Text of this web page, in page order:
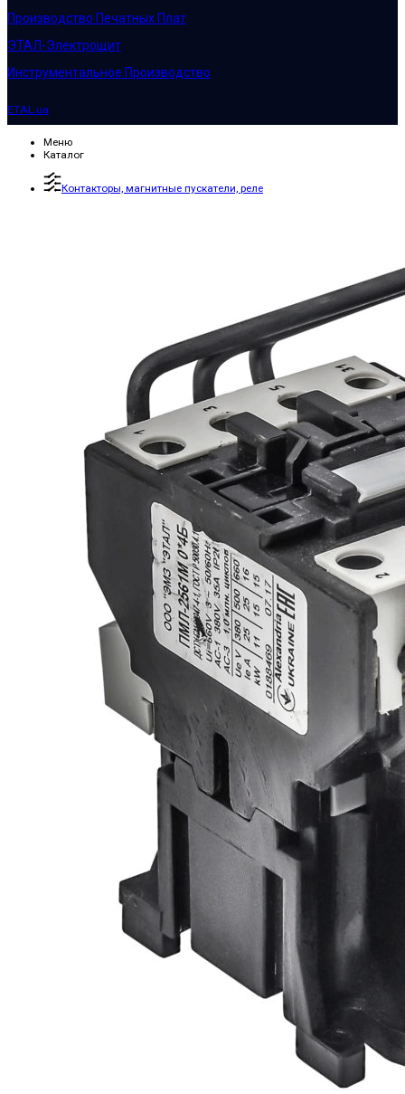
Производство Печатных Плат
ЭТАЛ-Электрощит
Инструментальное Производство
ETAL.ua
Меню
Каталог
Контакторы, магнитные пускатели, реле